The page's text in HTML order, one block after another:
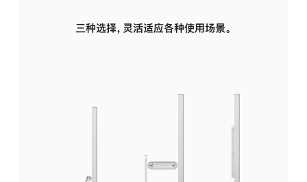
三种选择，灵活适应各种使用场景。